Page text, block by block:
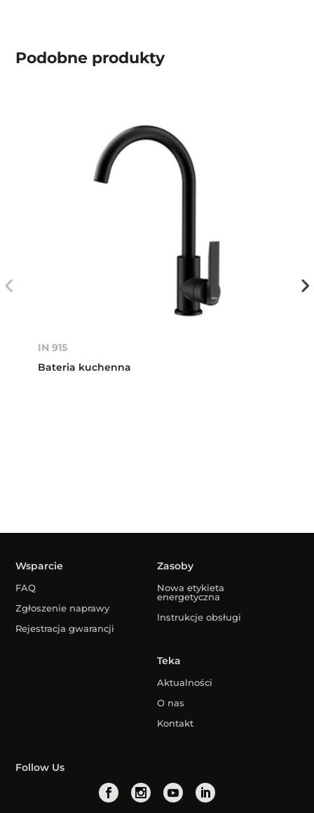
Podobne produkty
IN 915
Bateria kuchenna
Wsparcie
FAQ
Zgłoszenie naprawy
Rejestracja gwarancji
Zasoby
Nowa etykieta
energetyczna
Instrukcje obsługi
Teka
Aktualności
O nas
Kontakt
Follow Us